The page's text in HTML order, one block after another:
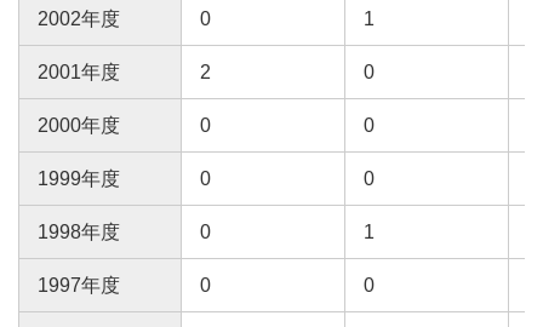
2002年度 0 1
2001年度 2 0
2000年度 0 0
1999年度 0 0
1998年度 0 1
1997年度 0 0